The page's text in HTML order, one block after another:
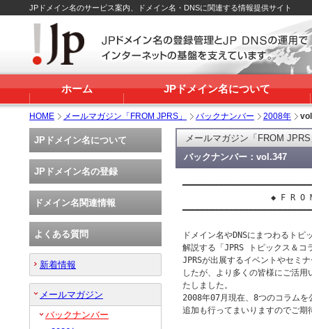
JPドメイン名のサービス案内、ドメイン名・DNSに関連する情報提供サイト
ホーム JPドメイン名について
HOME メールマガジン「FROM JPRS」 バックナンバー 2008年
メールマガジン「FROM
バックナンバー：vol.347
◆ F R O M　J P
ドメイン名やDNSにまつわるト
解説する「JPRS トピックス＆コ
JPRSが出展するイベントやセミ
したが、より多くの皆様にご活用
たしました。
2008年07月現在、8つのコラム
追加も行ってまいりますのでご期
JPドメイン名について
JPドメイン名の登録
ドメイン名関連情報
よくある質問
新着情報
メールマガジン
バックナンバー